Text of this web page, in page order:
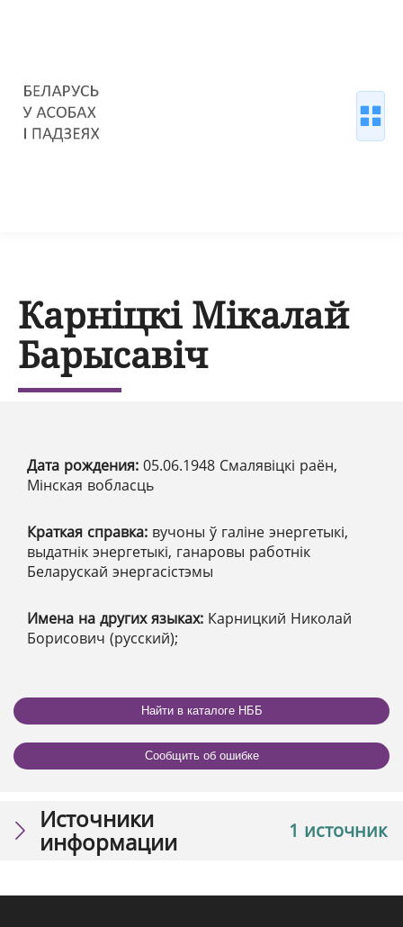
Карніцкі Мікалай
Барысавіч
Дата рождения: 05.06.1948 Смалявіцкі раён,
Мінская вобласць
Краткая справка: вучоны ў галіне энергетыкі,
выдатнік энергетыкі, ганаровы работнік
Беларускай энергасістэмы
Имена на других языках: Карницкий Николай
Борисович (русский);
Найти в каталоге НББ
Сообщить об ошибке
1 источник
Источники
информации